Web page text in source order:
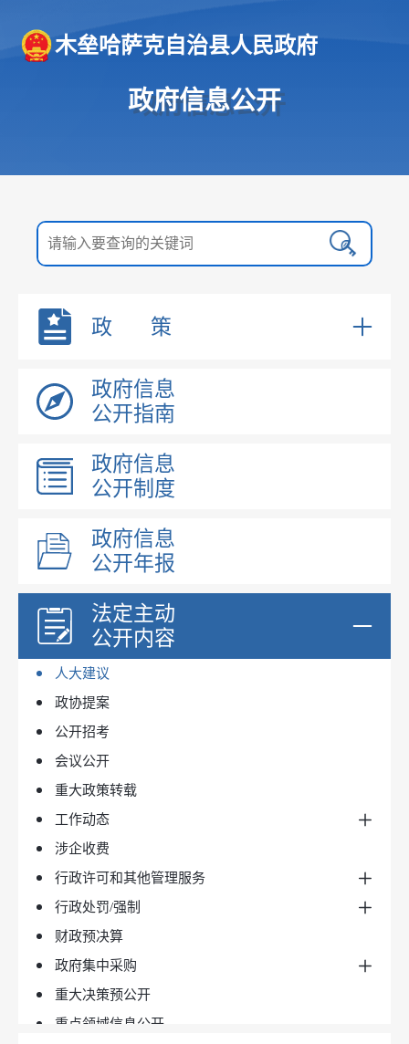
木垒哈萨克自治县人民政府
政府信息公开
政 策
自治区文件
木垒县文件
规章
政府办文件
规范性文件清理
政府信息
公开指南
政府信息
公开制度
政府信息
公开年报
法定主动
公开内容
政府领导
政策解读
国民经济和社会发展统计
规划信息
国民经济和社会发展规划
权力事项清单
法治政府建设年度报告
政府网站年度报表
人大建议
政协提案
公开招考
会议公开
重大政策转载
工作动态
政务动态
常务会议/全体会议
安全生产
涉企收费
行政许可和其他管理服务
依据条件程序
事项办理结果（线上）
事项办理结果（线下）
行政处罚/强制
依据条件程序
办理结果
财政预决算
政府集中采购
目录标准
实施情况
重大决策预公开
重点领域信息公开